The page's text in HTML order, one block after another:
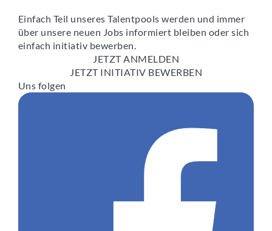
Einfach Teil unseres Talentpools werden und immer
über unsere neuen Jobs informiert bleiben oder sich
einfach initiativ bewerben.
JETZT ANMELDEN
JETZT INITIATIV BEWERBEN
Uns folgen